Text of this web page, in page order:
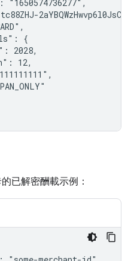
"1650574736277",
{
2028,
12,
已解密酬載示例：